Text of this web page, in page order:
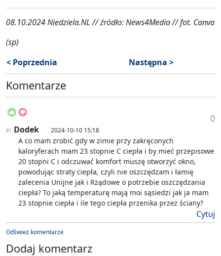
08.10.2024 Niedziela.NL // źródło: News4Media // fot. Canva
(sp)
< Poprzednia
Następna >
Komentarze
0
#1 Dodek 2024-10-10 15:18
A co mam zrobić gdy w zimie przy zakręconych
kaloryferach mam 23 stopnie C ciepła i by mieć przepisowe
20 stopni C i odczuwać komfort muszę otworzyć okno,
powodując straty ciepła, czyli nie oszczędzam i łamię
zalecenia Unijne jak i Rządowe o potrzebie oszczędzania
ciepła? To jaką temperaturę mają moi sąsiedzi jak ja mam
23 stopnie ciepła i ile tego ciepła przenika przez ściany?
Cytuj
Odśwież komentarze
Dodaj komentarz